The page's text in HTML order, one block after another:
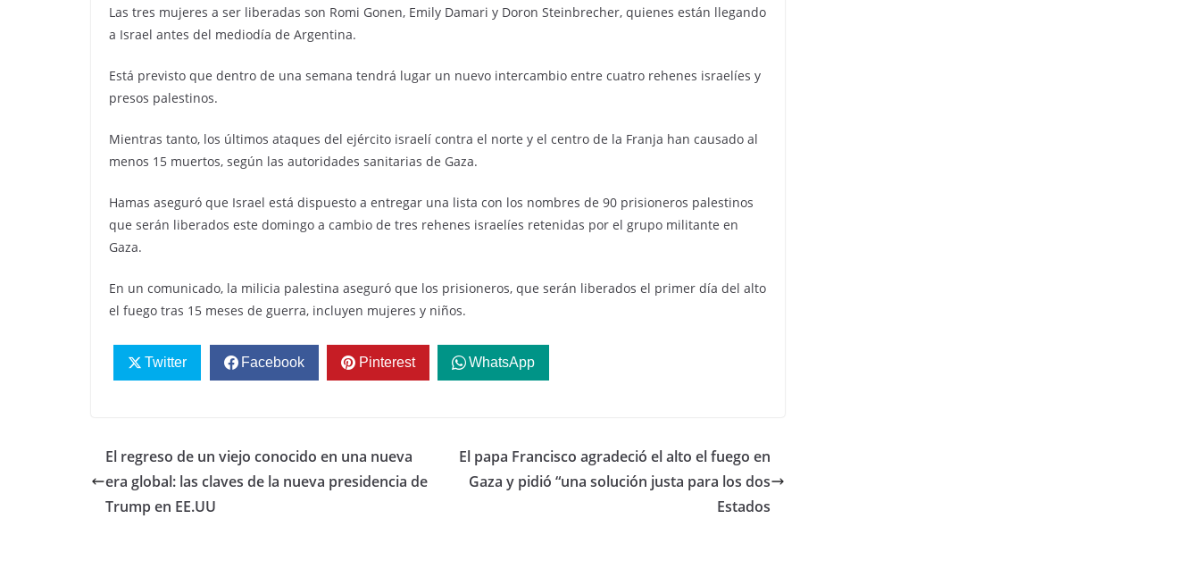
Las tres mujeres a ser liberadas son Romi Gonen, Emily Damari y Doron Steinbrecher, quienes están llegando
a Israel antes del mediodía de Argentina.
Está previsto que dentro de una semana tendrá lugar un nuevo intercambio entre cuatro rehenes israelíes y
presos palestinos.
Mientras tanto, los últimos ataques del ejército israelí contra el norte y el centro de la Franja han causado al
menos 15 muertos, según las autoridades sanitarias de Gaza.
Hamas aseguró que Israel está dispuesto a entregar una lista con los nombres de 90 prisioneros palestinos
que serán liberados este domingo a cambio de tres rehenes israelíes retenidas por el grupo militante en
Gaza.
En un comunicado, la milicia palestina aseguró que los prisioneros, que serán liberados el primer día del alto
el fuego tras 15 meses de guerra, incluyen mujeres y niños.
Twitter Facebook Pinterest WhatsApp
El regreso de un viejo conocido en una nueva
era global: las claves de la nueva presidencia de
Trump en EE.UU
El papa Francisco agradeció el alto el fuego en
Gaza y pidió “una solución justa para los dos
Estados